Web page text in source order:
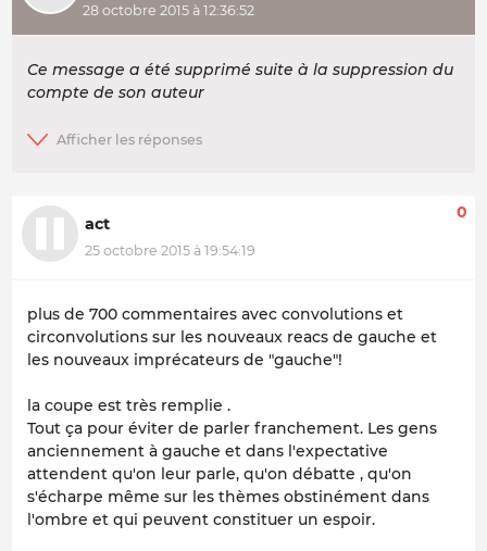
28 octobre 2015 à 12:36:52
Ce message a été supprimé suite à la suppression du
compte de son auteur
act
25 octobre 2015 à 19:54:19
0
plus de 700 commentaires avec convolutions et
circonvolutions sur les nouveaux reacs de gauche et
les nouveaux imprécateurs de "gauche"!
la coupe est très remplie .
Tout ça pour éviter de parler franchement. Les gens
anciennement à gauche et dans l'expectative
attendent qu'on leur parle, qu'on débatte , qu'on
s'écharpe même sur les thèmes obstinément dans
l'ombre et qui peuvent constituer un espoir.